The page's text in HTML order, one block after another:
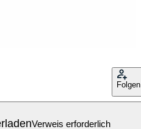
Folgen
Verweis erforderlich